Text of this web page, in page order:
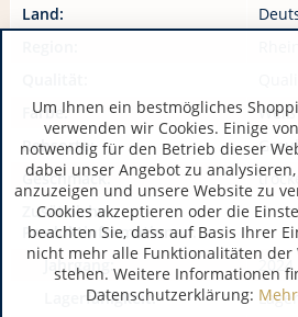
Land:
Farbe:
Weiß
Rebsorte:
Geschmack:
Zusätzliche
Produktinformationen:
Jahrgang:
2024
Lagerfähigkeit:
Um Ihnen ein bestmögliches
verwenden wir Cookies. Einige
notwendig für den Betrieb dieser
dabei unser Angebot zu
anzuzeigen und unsere Website zu
Cookies akzeptieren oder die
beachten Sie, dass auf Basis Ihrer
nicht mehr alle Funktionalitäten der
stehen. Weitere Informationen
Datenschutzerklärung: